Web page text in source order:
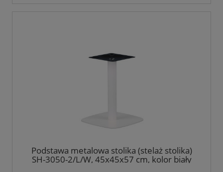
Podstawa metalowa stolika (stelaż stolika)
SH-3050-2/L/W, 45x45x57 cm, kolor biały